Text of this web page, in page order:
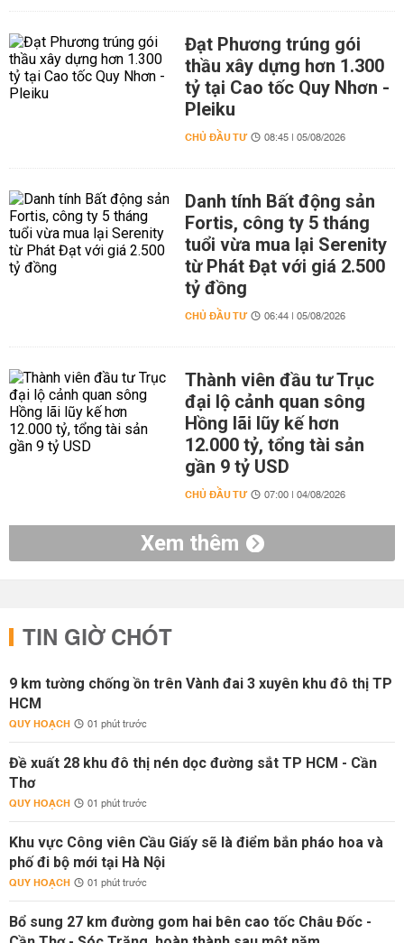
Đạt Phương trúng gói
thầu xây dựng hơn 1.300
tỷ tại Cao tốc Quy Nhơn -
Pleiku
CHỦ ĐẦU TƯ 08:45 | 05/08/2026
Danh tính Bất động sản
Fortis, công ty 5 tháng
tuổi vừa mua lại Serenity
từ Phát Đạt với giá 2.500
tỷ đồng
CHỦ ĐẦU TƯ 06:44 | 05/08/2026
Thành viên đầu tư Trục
đại lộ cảnh quan sông
Hồng lãi lũy kế hơn
12.000 tỷ, tổng tài sản
gần 9 tỷ USD
CHỦ ĐẦU TƯ 07:00 | 04/08/2026
Xem thêm
TIN GIỜ CHÓT
9 km tường chống ồn trên Vành đai 3 xuyên khu đô thị TP
HCM
QUY HOẠCH 01 phút trước
Đề xuất 28 khu đô thị nén dọc đường sắt TP HCM - Cần
Thơ
QUY HOẠCH 01 phút trước
Khu vực Công viên Cầu Giấy sẽ là điểm bắn pháo hoa và
phố đi bộ mới tại Hà Nội
QUY HOẠCH 01 phút trước
Bổ sung 27 km đường gom hai bên cao tốc Châu Đốc -